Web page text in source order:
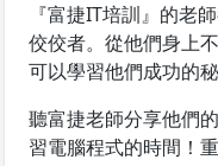
『富捷IT培訓』的老
佼佼者。從他們身上
可以學習他們成功的秘
聽富捷老師分享他們
習電腦程式的時間！